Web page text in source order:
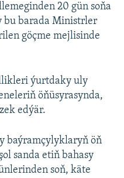
20 gün soňa
bu barada Ministrler
göçme mejlisinde
ýurtdaky uly
öňüsyrasynda,
edýär.
baýramçylyklaryň öň
sanda etiň bahasy
soň, käte